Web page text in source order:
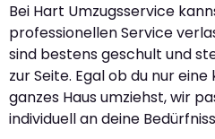
Bei Hart Umzugsservice
professionellen Service
sind bestens geschult und
zur Seite. Egal ob du nur
ganzes Haus umziehst, wir
individuell an deine